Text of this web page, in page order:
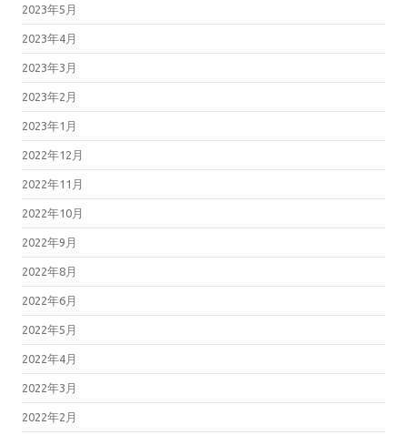
2023年5月
2023年4月
2023年3月
2023年2月
2023年1月
2022年12月
2022年11月
2022年10月
2022年9月
2022年8月
2022年6月
2022年5月
2022年4月
2022年3月
2022年2月